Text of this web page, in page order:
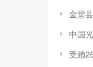
金堂
中国光
受贿